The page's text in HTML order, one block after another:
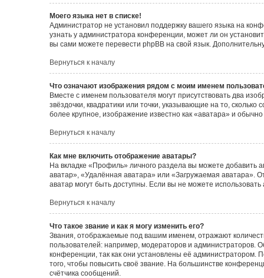
Моего языка нет в списке!
Администратор не установил поддержку вашего языка на
узнать у администратора конференции, может ли он
вы сами можете перевести phpBB на свой язык.
Вернуться к началу
Что означают изображения рядом с моим именем
Вместе с именем пользователя могут присутствовать два
звёздочки, квадратики или точки, указывающие на то,
более крупное, изображение известно как «аватара» и
Вернуться к началу
Как мне включить отображение аватары?
На вкладке «Профиль» личного раздела вы можете добавить
аватар», «Удалённая аватара» или «Загружаемая аватара».
аватар могут быть доступны. Если вы не можете
Вернуться к началу
Что такое звание и как я могу изменить его?
Звания, отображаемые под вашим именем, отражают
пользователей: например, модераторов и
конференции, так как они установлены её
того, чтобы повысить своё звание. На большинстве
счётчика сообщений.